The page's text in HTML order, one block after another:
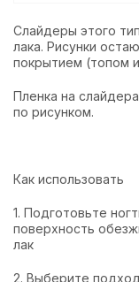
Слайдеры этого
лака. Рисунки
покрытием (топом
Пленка на
по рисунком.
Как использовать
1. Подготовьте
поверхность
лак
2. Выберите